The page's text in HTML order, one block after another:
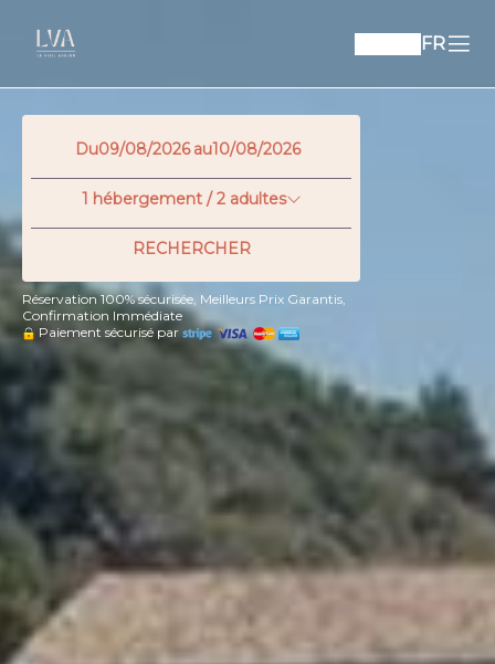
FR
Du au
1 hébergement /2 adultes
RECHERCHER
Réservation 100% sécurisée, Meilleurs Prix Garantis,
Confirmation Immédiate
Paiement sécurisé par